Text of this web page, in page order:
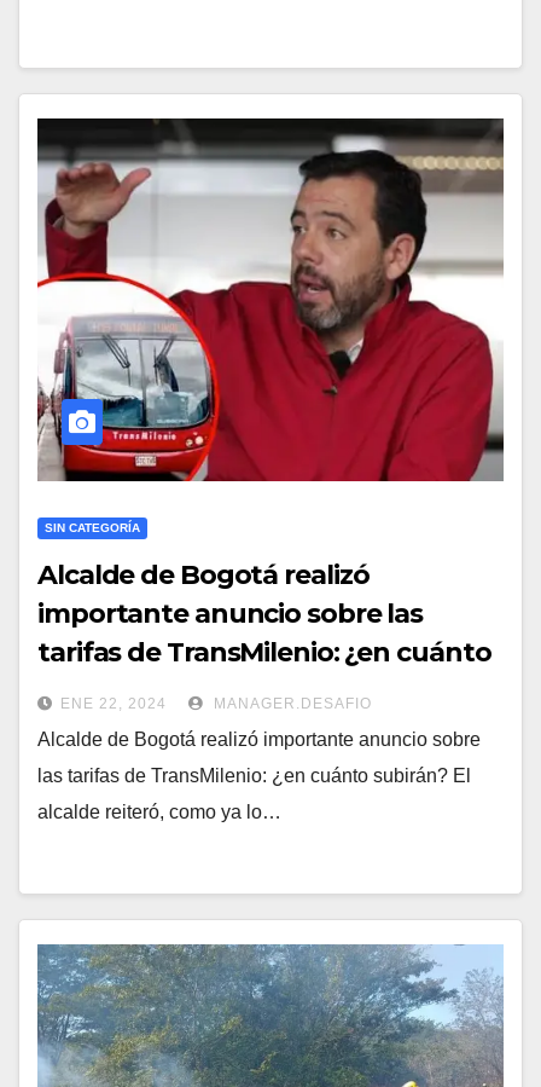
SIN CATEGORÍA
Alcalde de Bogotá realizó
importante anuncio sobre las
tarifas de TransMilenio: ¿en cuánto
subirán?
ENE 22, 2024 MANAGER.DESAFIO
Alcalde de Bogotá realizó importante anuncio sobre
las tarifas de TransMilenio: ¿en cuánto subirán? El
alcalde reiteró, como ya lo…